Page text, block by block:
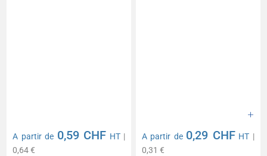
A partir de 0,59 CHF HT|
0,64 €
A partir de 0,29 CHF HT |
0,31 €